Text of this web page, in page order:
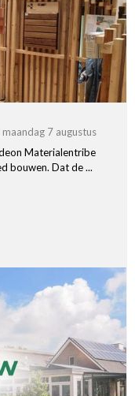
maandag 7 augustus
Materialentribe
bouwen. Dat de ...